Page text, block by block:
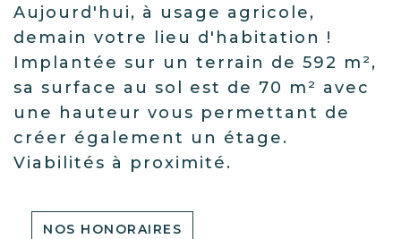
Aujourd'hui, à usage agricole,
demain votre lieu d'habitation !
Implantée sur un terrain de 592 m²,
sa surface au sol est de 70 m² avec
une hauteur vous permettant de
créer également un étage.
Viabilités à proximité.
NOS HONORAIRES